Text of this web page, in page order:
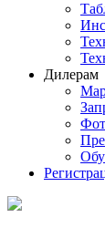
Дилерам